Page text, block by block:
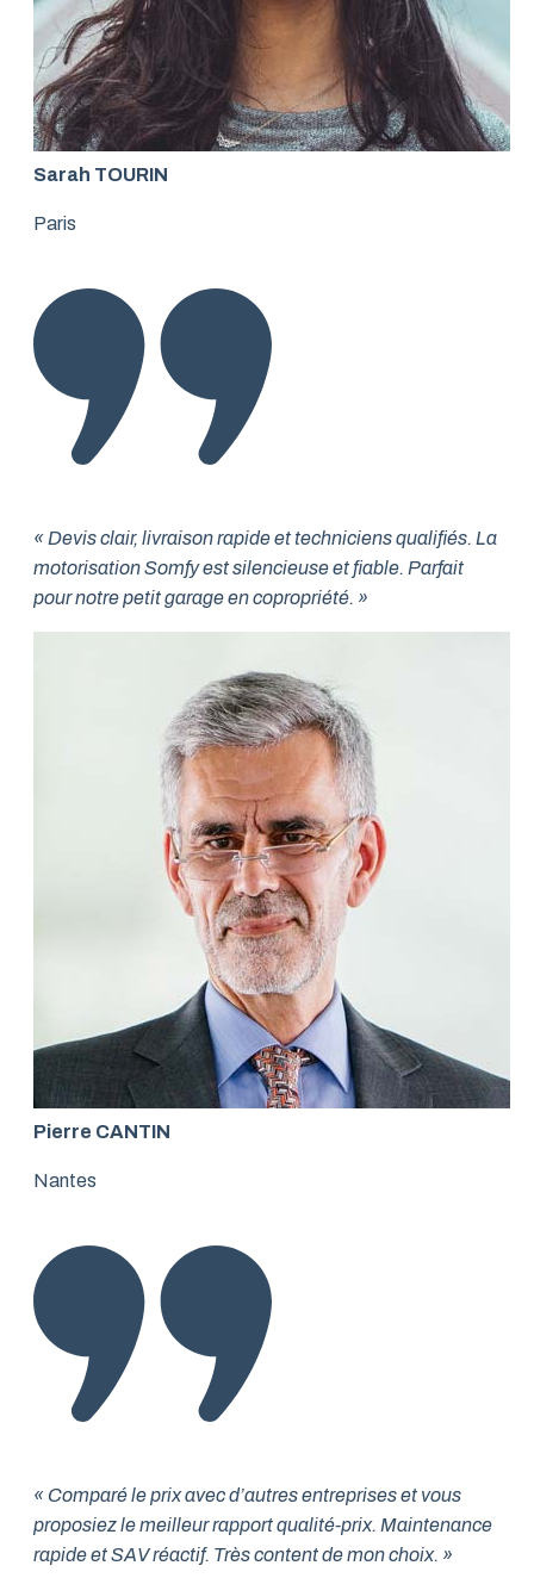
Sarah TOURIN
Paris
« Devis clair, livraison rapide et techniciens qualifiés. La
motorisation Somfy est silencieuse et fiable. Parfait
pour notre petit garage en copropriété. »
Pierre CANTIN
Nantes
« Comparé le prix avec d’autres entreprises et vous
proposiez le meilleur rapport qualité-prix. Maintenance
rapide et SAV réactif. Très content de mon choix. »